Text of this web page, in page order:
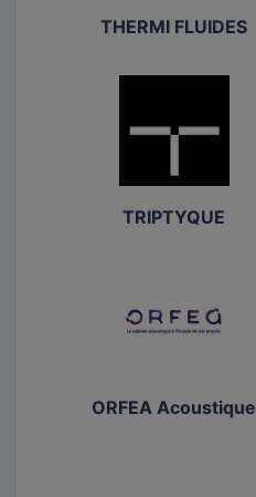
THERMI FLUIDES
TRIPTYQUE
ORFEA Acoustique